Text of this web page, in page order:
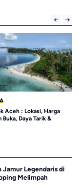
Aceh : Lokasi, Harga
Buka, Daya Tarik &
Jamur Legendaris di
Melimpah